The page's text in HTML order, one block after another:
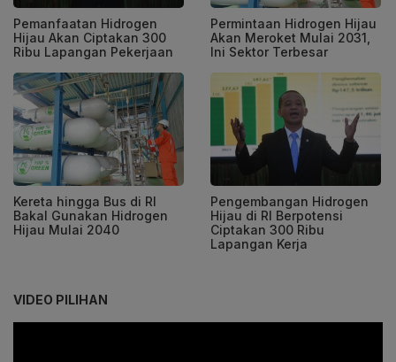
Pemanfaatan Hidrogen
Hijau Akan Ciptakan 300
Ribu Lapangan Pekerjaan
Permintaan Hidrogen Hijau
Akan Meroket Mulai 2031,
Ini Sektor Terbesar
Kereta hingga Bus di RI
Bakal Gunakan Hidrogen
Hijau Mulai 2040
Pengembangan Hidrogen
Hijau di RI Berpotensi
Ciptakan 300 Ribu
Lapangan Kerja
VIDEO PILIHAN